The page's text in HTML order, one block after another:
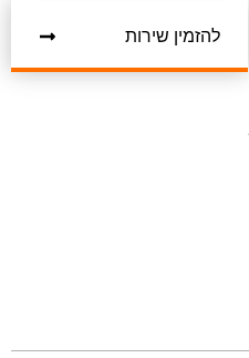
להזמין שירות